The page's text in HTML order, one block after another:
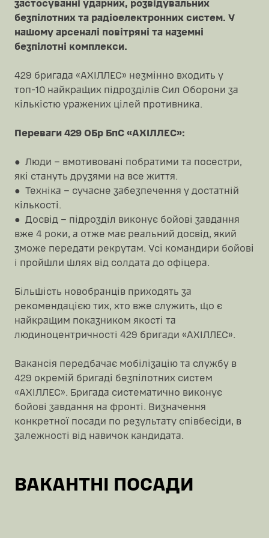
застосуванні ударних, розвідувальних
безпілотних та радіоелектронних систем. У
нашому арсеналі повітряні та наземні
безпілотні комплекси.
429 бригада «АХІЛЛЕС» незмінно входить у
топ-10 найкращих підрозділів Сил Оборони за
кількістю уражених цілей противника.
Переваги 429 ОБр БпС «АХІЛЛЕС»:
● Люди – вмотивовані побратими та посестри,
які стануть друзями на все життя.
● Техніка – сучасне забезпечення у достатній
кількості.
● Досвід – підрозділ виконує бойові завдання
вже 4 роки, а отже має реальний досвід, який
зможе передати рекрутам. Усі командири бойові
і пройшли шлях від солдата до офіцера.
Більшість новобранців приходять за
рекомендацією тих, хто вже служить, що є
найкращим показником якості та
людиноцентричності 429 бригади «АХІЛЛЕС».
Вакансія передбачає мобілізацію та службу в
429 окремій бригаді безпілотних систем
«АХІЛЛЕС». Бригада систематично виконує
бойові завдання на фронті. Визначення
конкретної посади по результату співбесіди, в
залежності від навичок кандидата.
ВАКАНТНІ ПОСАДИ